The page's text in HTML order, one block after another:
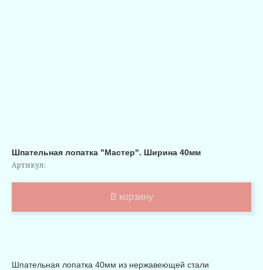
Шпательная лопатка "Мастер". Ширина 40мм
Артикул:
В корзину
Шпательная лопатка 40мм из нержавеющей стали